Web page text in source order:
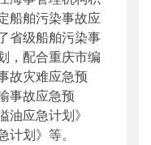
船舶污染事故应
省级船舶污染事
，配合重庆市编
故灾难应急预
事故应急预
应急计划》
计划》等。